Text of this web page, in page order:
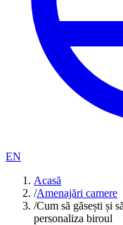
EN
Acasă
/Amenajări camere
/Cum să găsești și
personaliza biroul